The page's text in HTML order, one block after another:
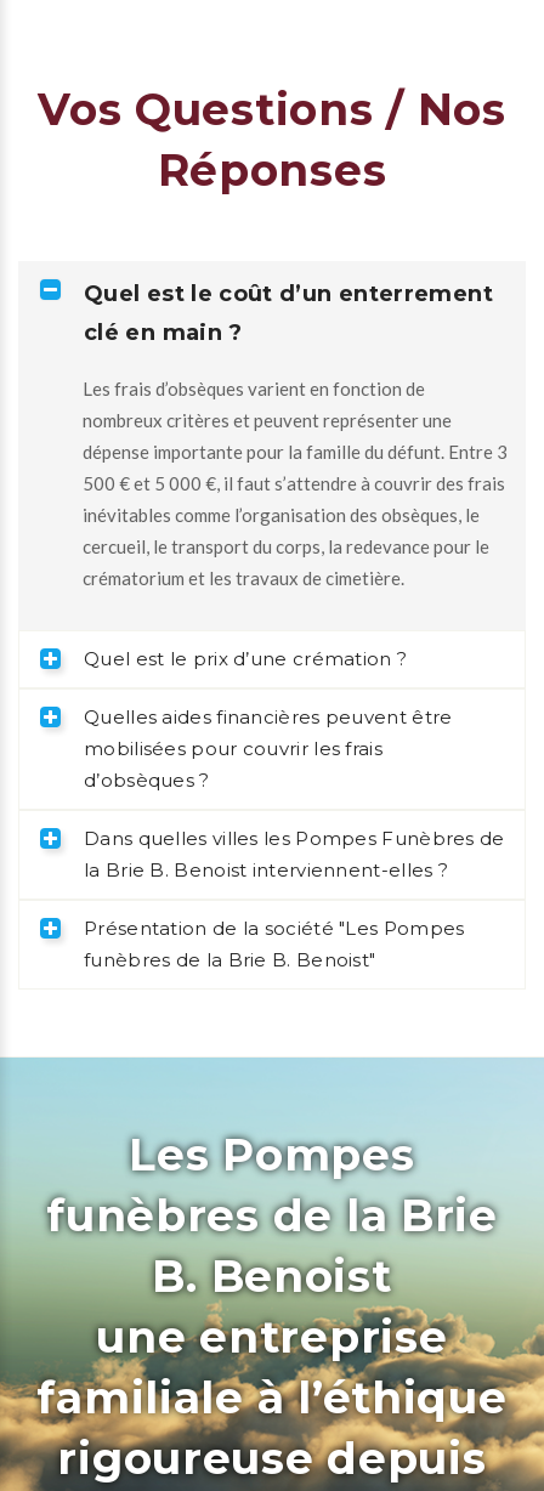
Vos Questions / Nos
Réponses
Quel est le coût d’un enterrement
clé en main ?
Les frais d’obsèques varient en fonction de
nombreux critères et peuvent représenter une
dépense importante pour la famille du défunt. Entre 3
500 € et 5 000 €, il faut s’attendre à couvrir des frais
inévitables comme l’organisation des obsèques, le
cercueil, le transport du corps, la redevance pour le
crématorium et les travaux de cimetière.
Quel est le prix d’une crémation ?
Quelles aides financières peuvent être
mobilisées pour couvrir les frais
d’obsèques ?
Dans quelles villes les Pompes Funèbres de
la Brie B. Benoist interviennent-elles ?
Présentation de la société "Les Pompes
funèbres de la Brie B. Benoist"
Les Pompes
funèbres de la Brie
B. Benoist
une entreprise
familiale à l’éthique
rigoureuse depuis